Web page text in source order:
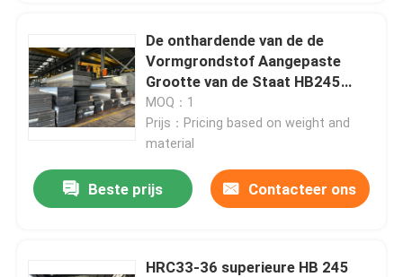
De onthardende van de de
Vormgrondstof Aangepaste
Grootte van de Staat HB245
brede toepassingen
MOQ：1
Prijs：Pricing based on weight and
material
Beste prijs Contacteer ons
HRC33-36 superieure HB 245